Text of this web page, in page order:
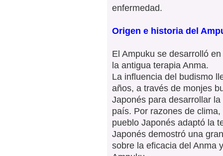
enfermedad.
Origen e historia del
El Ampuku se desarrolló
la antigua terapia Anma.
La influencia del budismo
años, a través de monjes
Japonés para desarrollar
país. Por razones de
pueblo Japonés adaptó la
Japonés demostró una
sobre la eficacia del Anma